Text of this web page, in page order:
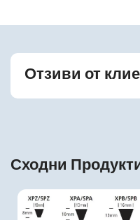
Отзиви от
Сходни